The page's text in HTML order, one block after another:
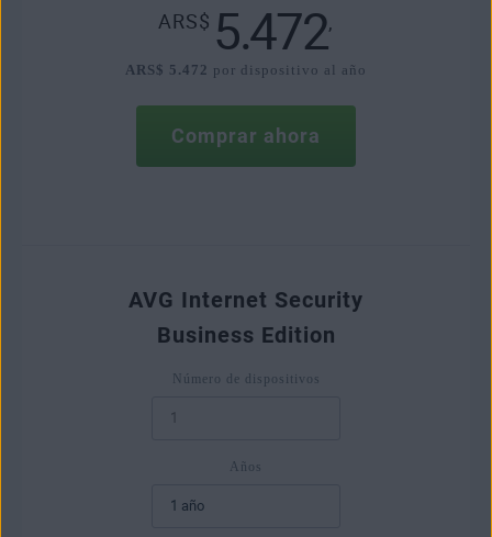
ARS$ 5.472
ARS$ 5.472 por dispositivo al año
Comprar ahora
AVG Internet Security
Business Edition
Número de dispositivos
Años